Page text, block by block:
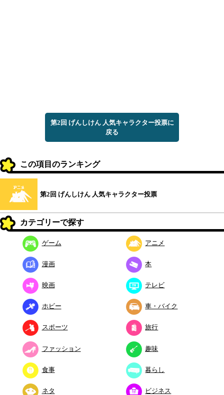
第2回 げんしけん 人気キャラクター投票に
戻る
この項目のランキング
第2回 げんしけん 人気キャラクター投票
カテゴリーで探す
ゲーム アニメ
漫画 本
映画 テレビ
ホビー 車・バイク
スポーツ 旅行
ファッション 趣味
食事 暮らし
ネタ ビジネス